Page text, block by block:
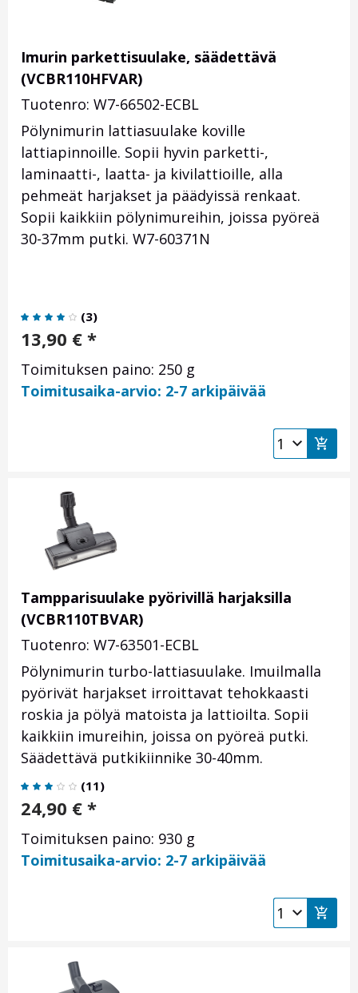
Imurin parkettisuulake, säädettävä
(VCBR110HFVAR)
Tuotenro: W7-66502-ECBL
Pölynimurin lattiasuulake koville
lattiapinnoille. Sopii hyvin parketti-,
laminaatti-, laatta- ja kivilattioille, alla
pehmeät harjakset ja päädyissä renkaat.
Sopii kaikkiin pölynimureihin, joissa pyöreä
30-37mm putki. W7-60371N
(3)
13,90 € *
Toimituksen paino: 250 g
Toimitusaika-arvio: 2-7 arkipäivää
Tampparisuulake pyörivillä harjaksilla
(VCBR110TBVAR)
Tuotenro: W7-63501-ECBL
Pölynimurin turbo-lattiasuulake. Imuilmalla
pyörivät harjakset irroittavat tehokkaasti
roskia ja pölyä matoista ja lattioilta. Sopii
kaikkiin imureihin, joissa on pyöreä putki.
Säädettävä putkikiinnike 30-40mm.
(11)
24,90 € *
Toimituksen paino: 930 g
Toimitusaika-arvio: 2-7 arkipäivää